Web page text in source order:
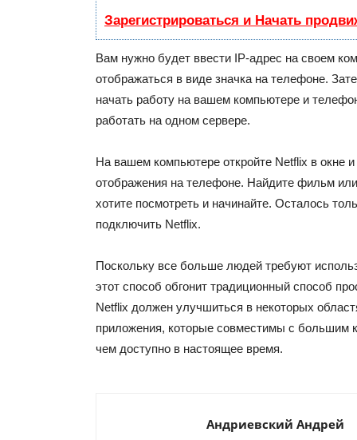
Зарегистрироваться и Начать
Вам нужно будет ввести IP-адрес на своем
отображаться в виде значка на телефоне.
начать работу на вашем компьютере и
работать на одном сервере.
На вашем компьютере откройте Netflix в окне
отображения на телефоне. Найдите фильм
хотите посмотреть и начинайте. Осталось
подключить Netflix.
Поскольку все больше людей требуют
этот способ обгонит традиционный способ
Netflix должен улучшиться в некоторых
приложения, которые совместимы с большим
чем доступно в настоящее время.
Андриевский Андрей